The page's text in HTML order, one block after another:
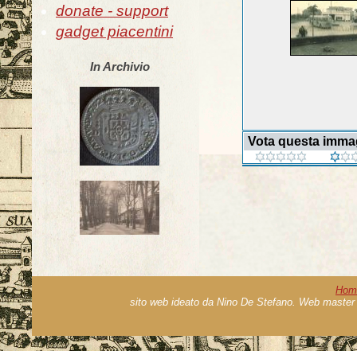
donate - support
gadget piacentini
In Archivio
Vota questa
sito web ideato da Nino De Stefano. Web